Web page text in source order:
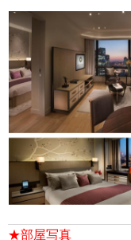
★部屋写真